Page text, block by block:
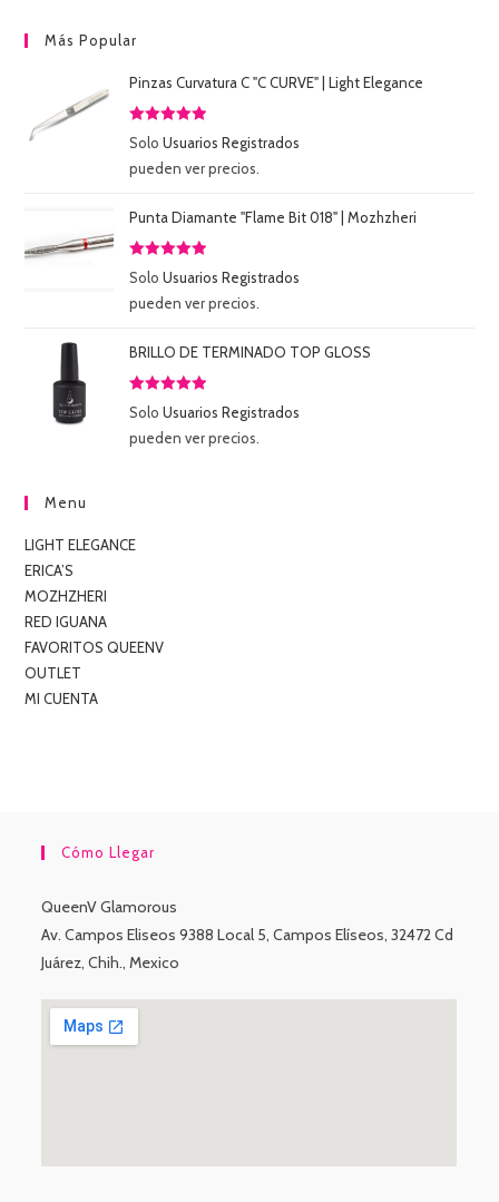
Más Popular
Pinzas Curvatura C "C CURVE" | Light Elegance
Valorado
5
SoloUsuarios Registrados
pueden ver precios.
Punta Diamante "Flame Bit 018" | Mozhzheri
Valorado
5
SoloUsuarios Registrados
pueden ver precios.
BRILLO DE TERMINADO TOP GLOSS
Valorado
5
SoloUsuarios Registrados
pueden ver precios.
Menu
LIGHT ELEGANCE
ERICA’S
MOZHZHERI
RED IGUANA
FAVORITOS QUEENV
OUTLET
MI CUENTA
Cómo Llegar
QueenV Glamorous
Av. Campos Eliseos 9388 Local 5, Campos Elíseos, 32472 Cd
Juárez, Chih., Mexico